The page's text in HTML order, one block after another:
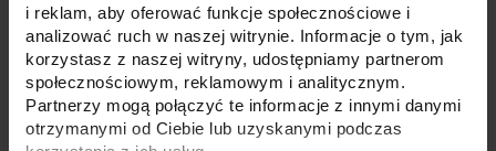
i reklam, aby oferować funkcje społecznościowe i
analizować ruch w naszej witrynie. Informacje o tym, jak
korzystasz z naszej witryny, udostępniamy partnerom
społecznościowym, reklamowym i analitycznym.
Partnerzy mogą połączyć te informacje z innymi danymi
otrzymanymi od Ciebie lub uzyskanymi podczas
Typ:
Złącze
Rodzaj:
2-stronne